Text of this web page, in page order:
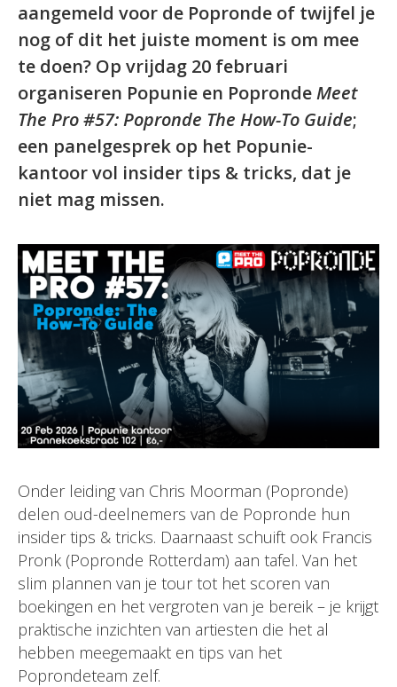
aangemeld voor de Popronde of twijfel je
nog of dit het juiste moment is om mee
te doen? Op vrijdag 20 februari
organiseren Popunie en PoprondeMeet
The Pro #57: Popronde The How-To Guide;
een panelgesprek op het Popunie-
kantoor vol insider tips & tricks, dat je
niet mag missen.
Onder leiding van Chris Moorman (Popronde)
delen oud-deelnemers van de Popronde hun
insider tips & tricks. Daarnaast schuift ook Francis
Pronk (Popronde Rotterdam) aan tafel. Van het
slim plannen van je tour tot het scoren van
boekingen en het vergroten van je bereik – je krijgt
praktische inzichten van artiesten die het al
hebben meegemaakt en tips van het
Poprondeteam zelf.